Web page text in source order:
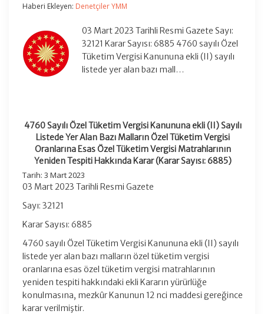
Haberi Ekleyen: Denetçiler YMM
03 Mart 2023 Tarihli Resmi Gazete Sayı:
32121 Karar Sayısı: 6885 4760 sayılı Özel
Tüketim Vergisi Kanununa ekli (II) sayılı
listede yer alan bazı mall…
4760 Sayılı Özel Tüketim Vergisi Kanununa ekli (II) Sayılı
Listede Yer Alan Bazı Malların Özel Tüketim Vergisi
Oranlarına Esas Özel Tüketim Vergisi Matrahlarının
Yeniden Tespiti Hakkında Karar (Karar Sayısı: 6885)
Tarih: 3 Mart 2023
03 Mart 2023 Tarihli Resmi Gazete
Sayı: 32121
Karar Sayısı: 6885
4760 sayılı Özel Tüketim Vergisi Kanununa ekli (II) sayılı
listede yer alan bazı malların özel tüketim vergisi
oranlarına esas özel tüketim vergisi matrahlarının
yeniden tespiti hakkındaki ekli Kararın yürürlüğe
konulmasına, mezkûr Kanunun 12 nci maddesi gereğince
karar verilmiştir.